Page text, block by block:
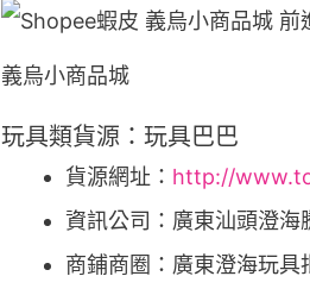
義烏小商品城
玩具類貨源：玩具巴巴
貨源網址： http://
資訊公司：廣東汕頭澄海
商鋪商圈：廣東澄海玩具